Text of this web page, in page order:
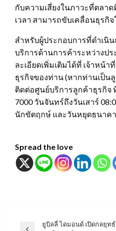
กับความเสี่ยงในภาวะที่ตลา
เวลา สามารถขับเคลื่อนธุรกิ
สำหรับผู้ประกอบการที่ดำเนิน
บริการด้านการค้าระหว่างป
ละเอียดเพิ่มเติมได้ที่ เจ้าหน้
ธุรกิจของท่าน (หากท่านเป็น
ติดต่อศูนย์บริการลูกค้าธุรกิจ
7000 วันจันทร์ถึงวันเสาร์
นักขัตฤกษ์ และวันหยุดธนาค
Spread the love
แนะแนวยูบิลลี่ ไดมอนด์ เปิดกลยุท